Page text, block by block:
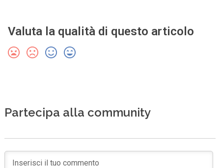
Valuta la qualità di questo articolo
Partecipa alla community